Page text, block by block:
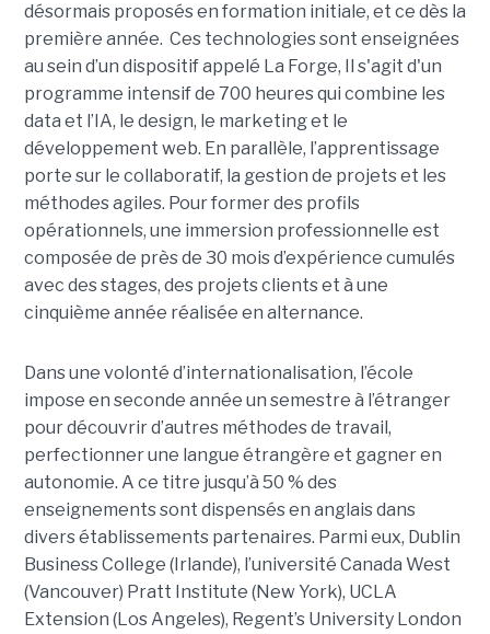
désormais proposés en formation initiale, et ce dès la
première année. Ces technologies sont enseignées
au sein d’un dispositif appelé La Forge, Il s'agit d'un
programme intensif de 700 heures qui combine les
data et l’IA, le design, le marketing et le
développement web. En parallèle, l’apprentissage
porte sur le collaboratif, la gestion de projets et les
méthodes agiles. Pour former des profils
opérationnels, une immersion professionnelle est
composée de près de 30 mois d’expérience cumulés
avec des stages, des projets clients et à une
cinquième année réalisée en alternance.
Dans une volonté d’internationalisation, l’école
impose en seconde année un semestre à l’étranger
pour découvrir d’autres méthodes de travail,
perfectionner une langue étrangère et gagner en
autonomie. A ce titre jusqu’à 50 % des
enseignements sont dispensés en anglais dans
divers établissements partenaires. Parmi eux, Dublin
Business College (Irlande), l’université Canada West
(Vancouver) Pratt Institute (New York), UCLA
Extension (Los Angeles), Regent’s University London